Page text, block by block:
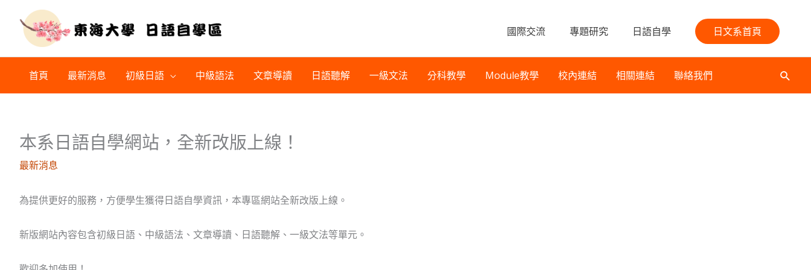
要
容
國際交流 專題研究 日語自學 日文系首頁
首頁 最新消息 初級日語 中級語法 文章導讀 日語聽解 一級文法 分科教學 Module教學 校內連結 相關連結 聯絡我們
搜
尋
本系日語自學網站，全新改版上線！
最新消息
為提供更好的服務，方便學生獲得日語自學資訊，本專區網站全新改版上線。
新版網站內容包含初級日語、中級語法、文章導讀、日語聽解、一級文法等單元。